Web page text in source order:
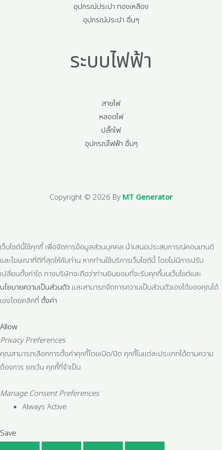
อุปกรณ์ประปา ทองเหลือง
อุปกรณ์ประปา อื่นๆ
ระบบไฟฟ้า
สายไฟ
หลอดไฟ
ปลั๊กไฟ
อุปกรณ์ไฟฟ้า อื่นๆ
Copyright © 2026 By MT Generator
เว็บไซต์นี้ใช้คุกกี้ เพื่อจัดการข้อมูลส่วนบุคคล นำเสนอประสบการณ์คอนเทนต์
และโฆษณาที่ดีที่สุดให้กับท่าน หากท่านใช้บริการเว็บไซต์นี้ โดยไม่มีการปรับ
เปลี่ยนตั้งค่าใด ทางบริษัทจะถือว่าท่านยินยอมที่จะรับคุกกี้บนเว็บไซต์และ
นโยบายความเป็นส่วนตัว และสามารถจัดการความเป็นส่วนตัวเองได้ของคุณได้
เองโดยคลิกที่ ตั้งค่า
Allow
Privacy Preferences
คุณสามารถเลือกการตั้งค่าคุกกี้โดยเปิด/ปิด คุกกี้ในแต่ละประเภทได้ตามความ
ต้องการ ยกเว้น คุกกี้ที่จำเป็น
Manage Consent Preferences
Always Active
Save